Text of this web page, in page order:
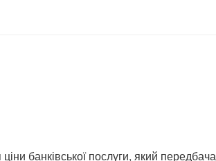
банківської послуги, який